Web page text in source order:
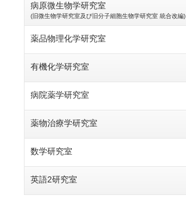
病原微生物学研究室
(旧微生物学研究室及び旧分子細胞生物学研究室 統合改編)
薬品物理化学研究室
有機化学研究室
病院薬学研究室
薬物治療学研究室
数学研究室
英語2研究室